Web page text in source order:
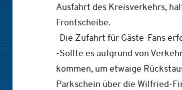
Ausfahrt des Kreisverkehrs,
Frontscheibe.
-Die Zufahrt für Gäste-Fans
-Sollte es aufgrund von
kommen, um etwaige
Parkschein über die Wilfried-